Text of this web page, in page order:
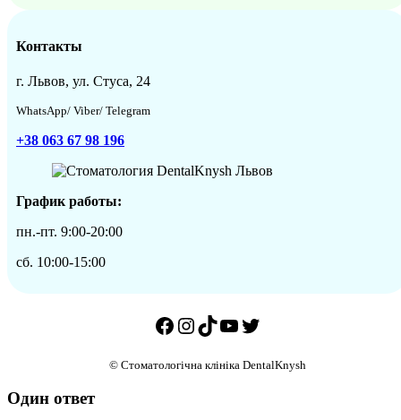
Контакты
г. Львов, ул. Стуса, 24
WhatsApp/ Viber/ Telegram
+38 063 67 98 196
График работы:
пн.-пт. 9:00-20:00
сб. 10:00-15:00
Facebook
Instagram
TikTok
YouTube
Twitter
© Стоматологічна клініка DentalKnysh
Один ответ